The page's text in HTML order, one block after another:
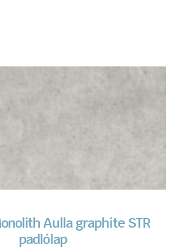
Aulla graphite STR
padlólap